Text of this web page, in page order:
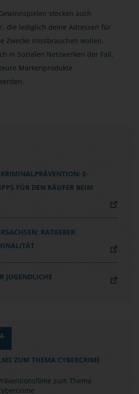
stecken auch
die lediglich deine Adressen für
Zwecke missbrauchen wollen.
in Sozialen Netzwerken der Fall,
Markenprodukte
E-
FÜR DEN KÄUFER BEIM
RATGEBER
JUGENDLICHE
ZUM THEMA CYBERCRIME
zum Thema